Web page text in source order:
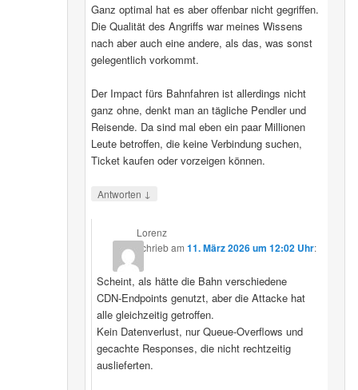
Ganz optimal hat es aber offenbar nicht gegriffen.
Die Qualität des Angriffs war meines Wissens
nach aber auch eine andere, als das, was sonst
gelegentlich vorkommt.
Der Impact fürs Bahnfahren ist allerdings nicht
ganz ohne, denkt man an tägliche Pendler und
Reisende. Da sind mal eben ein paar Millionen
Leute betroffen, die keine Verbindung suchen,
Ticket kaufen oder vorzeigen können.
Antworten ↓
Lorenz
schriebam11. März 2026 um 12:02 Uhr:
Scheint, als hätte die Bahn verschiedene
CDN‑Endpoints genutzt, aber die Attacke hat
alle gleichzeitig getroffen.
Kein Datenverlust, nur Queue‑Overflows und
gecachte Responses, die nicht rechtzeitig
auslieferten.